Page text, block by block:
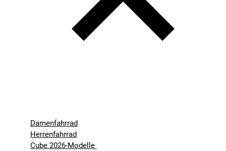
Damenfahrrad
Herrenfahrrad
Cube 2026-Modelle